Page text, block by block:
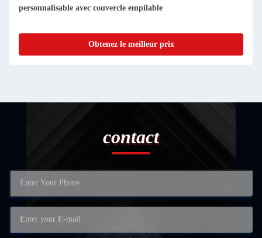
personnalisable avec couvercle empilable
Obtenez le meilleur prix
contact